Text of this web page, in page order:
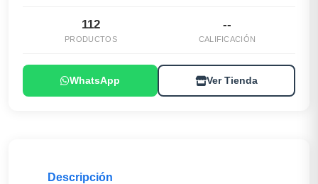
112
PRODUCTOS
--
CALIFICACIÓN
WhatsApp Ver Tienda
Descripción